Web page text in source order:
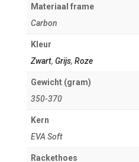
Materiaal frame
Carbon
Kleur
Zwart, Grijs, Roze
Gewicht (gram)
350-370
Kern
EVA Soft
Rackethoes